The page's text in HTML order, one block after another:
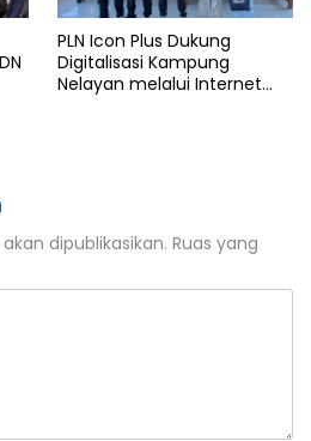
PLN Icon Plus Dukung
Digitalisasi Kampung
Nelayan melalui Internet
dipublikasikan. Ruas yang